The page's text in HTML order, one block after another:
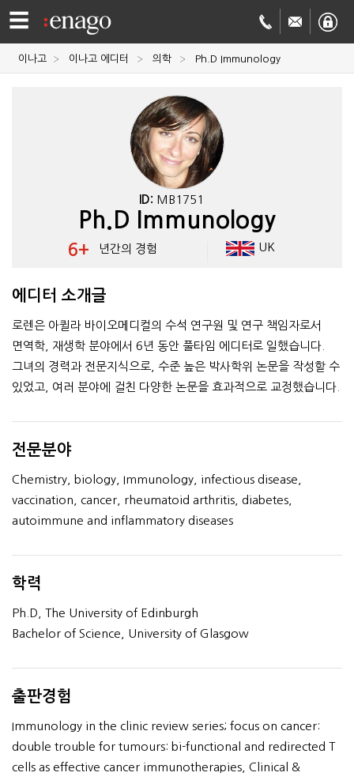
☰
영문
이나고 이나고 에디터 의학 Ph.D Immunology
ID: MB1751
Ph.D Immunology
6+ 년간의 경험 UK
에디터 소개글
로렌은 아퀼라 바이오메디컬의 수석 연구원 및 연구 책임자로서
면역학, 재생학 분야에서 6년 동안 풀타임 에디터로 일했습니다.
그녀의 경력과 전문지식으로, 수준 높은 박사학위 논문을 작성할 수
있었고, 여러 분야에 걸친 다양한 논문을 효과적으로 교정했습니다.
전문분야
Chemistry, biology, Immunology, infectious disease,
vaccination, cancer, rheumatoid arthritis, diabetes,
autoimmune and inflammatory diseases
학력
Ph.D, The University of Edinburgh
Bachelor of Science, University of Glasgow
출판경험
Immunology in the clinic review series; focus on cancer:
double trouble for tumours: bi-functional and redirected T
cells as effective cancer immunotherapies, Clinical &